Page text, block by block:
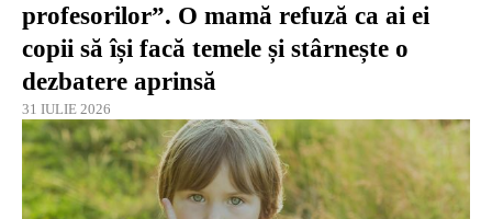
profesorilor”. O mamă refuză ca ai ei
copii să își facă temele și stârnește o
dezbatere aprinsă
31 IULIE 2026